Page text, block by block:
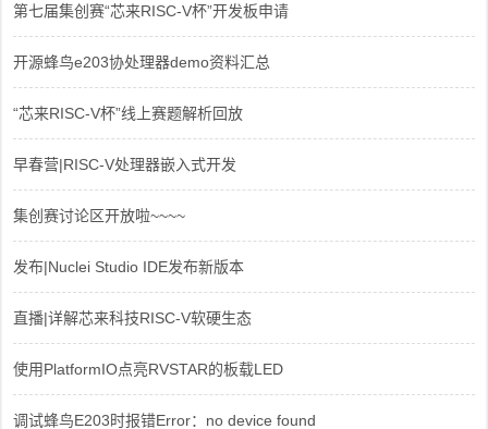
第七届集创赛“芯来RISC-V杯”开发板申请
开源蜂鸟e203协处理器demo资料汇总
“芯来RISC-V杯”线上赛题解析回放
早春营|RISC-V处理器嵌入式开发
集创赛讨论区开放啦~~~~
发布|Nuclei Studio IDE发布新版本
直播|详解芯来科技RISC-V软硬生态
使用PlatformIO点亮RVSTAR的板载LED
调试蜂鸟E203时报错Error：no device found